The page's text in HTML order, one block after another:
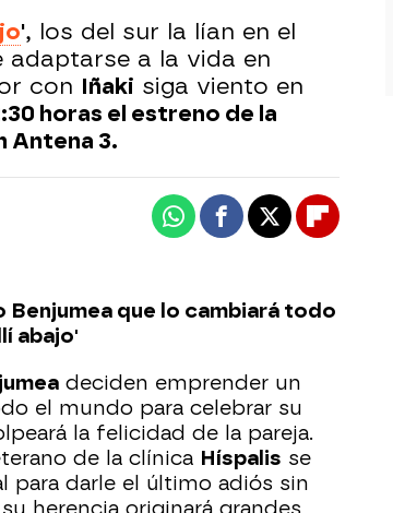
', los del sur la lían en el
adaptarse a la vida en
con Iñaki siga viento en
horas el estreno de la
Antena 3.
WhatsappFacebook
X Flipboard
que lo cambiará todo
abajo'
deciden emprender un
el mundo para celebrar su
la felicidad de la pareja.
de la clínica Híspalis se
para darle el último adiós sin